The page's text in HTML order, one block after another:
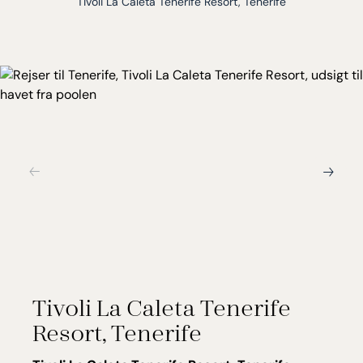
Tivoli La Caleta Tenerife
Resort, Tenerife